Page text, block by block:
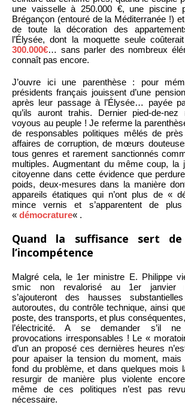
une vaisselle à 250.000 €, une piscine
Brégançon (entouré de la Méditerranée !)
de toute la décoration des
l’Élysée, dont la moquette seule
300.000€… sans parler des nombreux
connaît pas encore.
J’ouvre ici une parenthèse : pour
présidents français jouissent d’une
après leur passage à l’Élysée… payée
qu’ils auront trahis. Dernier pied-de-
voyous au peuple ! Je referme la
de responsables politiques mêlés de
affaires de corruption, de mœurs
tous genres et rarement sanctionnés
multiples. Augmentant du même coup, la
citoyenne dans cette évidence que
poids, deux-mesures dans la manière
appareils étatiques qui n’ont plus de «
mince vernis et s’apparentent de
« démocrature« .
Quand la suffisance sert
l’incompétence
Malgré cela, le 1er ministre E. Philippe
smic non revalorisé au 1er janvier
s’ajouteront des hausses
autoroutes, du contrôle technique, ainsi
poste, des transports, et plus
l’électricité. A se demander s’il
provocations irresponsables ! Le «
d’un an proposé ces dernières heures
pour apaiser la tension du moment,
fond du problème, et dans quelques mois
resurgir de manière plus violente
même de ces politiques n’est pas
nécessaire.